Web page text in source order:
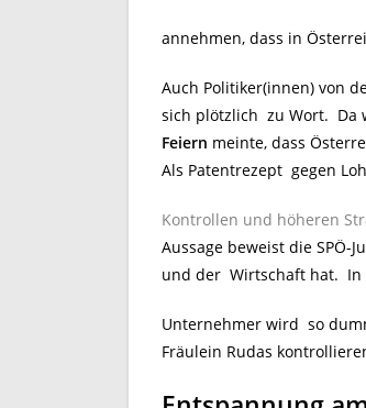
annehmen, dass in
Auch Politiker(innen) von
sich plötzlich zu Wort. Da
Feiern meinte, dass
Als Patentrezept gegen
Kontrollen und höheren
Aussage beweist die
und der Wirtschaft hat. In
Unternehmer wird so
Fräulein Rudas